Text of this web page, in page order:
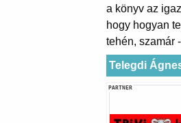
a könyv az
hogy hogyan
tehén, szamár
Telegdi
PARTNER